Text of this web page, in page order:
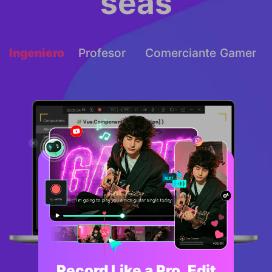
Ingeniero Profesor Comerciante Gamer